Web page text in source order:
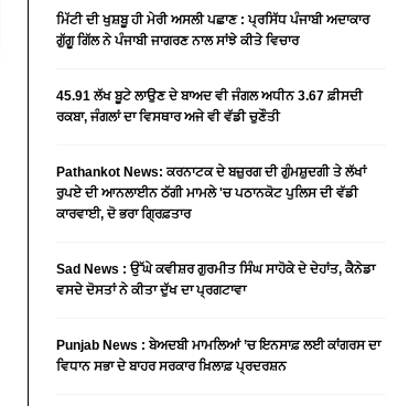
ਮਿੱਟੀ ਦੀ ਖੁਸ਼ਬੂ ਹੀ ਮੇਰੀ ਅਸਲੀ ਪਛਾਣ : ਪ੍ਰਸਿੱਧ ਪੰਜਾਬੀ ਅਦਾਕਾਰ
ਗੁੱਗੂ ਗਿੱਲ ਨੇ ਪੰਜਾਬੀ ਜਾਗਰਣ ਨਾਲ ਸਾਂਝੇ ਕੀਤੇ ਵਿਚਾਰ
45.91 ਲੱਖ ਬੂਟੇ ਲਾਉਣ ਦੇ ਬਾਅਦ ਵੀ ਜੰਗਲ ਅਧੀਨ 3.67 ਫ਼ੀਸਦੀ
ਰਕਬਾ, ਜੰਗਲਾਂ ਦਾ ਵਿਸਥਾਰ ਅਜੇ ਵੀ ਵੱਡੀ ਚੁਣੌਤੀ
Pathankot News: ਕਰਨਾਟਕ ਦੇ ਬਜ਼ੁਰਗ ਦੀ ਗੁੰਮਸ਼ੁਦਗੀ ਤੇ ਲੱਖਾਂ
ਰੁਪਏ ਦੀ ਆਨਲਾਈਨ ਠੱਗੀ ਮਾਮਲੇ 'ਚ ਪਠਾਨਕੋਟ ਪੁਲਿਸ ਦੀ ਵੱਡੀ
ਕਾਰਵਾਈ, ਦੋ ਭਰਾ ਗ੍ਰਿਫ਼ਤਾਰ
Sad News : ਉੱਘੇ ਕਵੀਸ਼ਰ ਗੁਰਮੀਤ ਸਿੰਘ ਸਾਹੋਕੇ ਦੇ ਦੇਹਾਂਤ, ਕੈਨੇਡਾ
ਵਸਦੇ ਦੋਸਤਾਂ ਨੇ ਕੀਤਾ ਦੁੱਖ ਦਾ ਪ੍ਰਗਟਾਵਾ
Punjab News : ਬੇਅਦਬੀ ਮਾਮਲਿਆਂ ’ਚ ਇਨਸਾਫ਼ ਲਈ ਕਾਂਗਰਸ ਦਾ
ਵਿਧਾਨ ਸਭਾ ਦੇ ਬਾਹਰ ਸਰਕਾਰ ਖ਼ਿਲਾਫ਼ ਪ੍ਰਦਰਸ਼ਨ